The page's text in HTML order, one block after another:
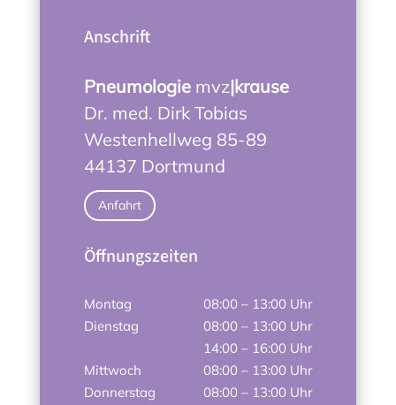
Anschrift
Pneumologiemvz|krause
Dr. med. Dirk Tobias
Westenhellweg 85-89
44137 Dortmund
Anfahrt
Öffnungszeiten
Montag
08:00 – 13:00 Uhr
Dienstag
08:00 – 13:00 Uhr
14:00 – 16:00 Uhr
Mittwoch
08:00 – 13:00 Uhr
Donnerstag
08:00 – 13:00 Uhr